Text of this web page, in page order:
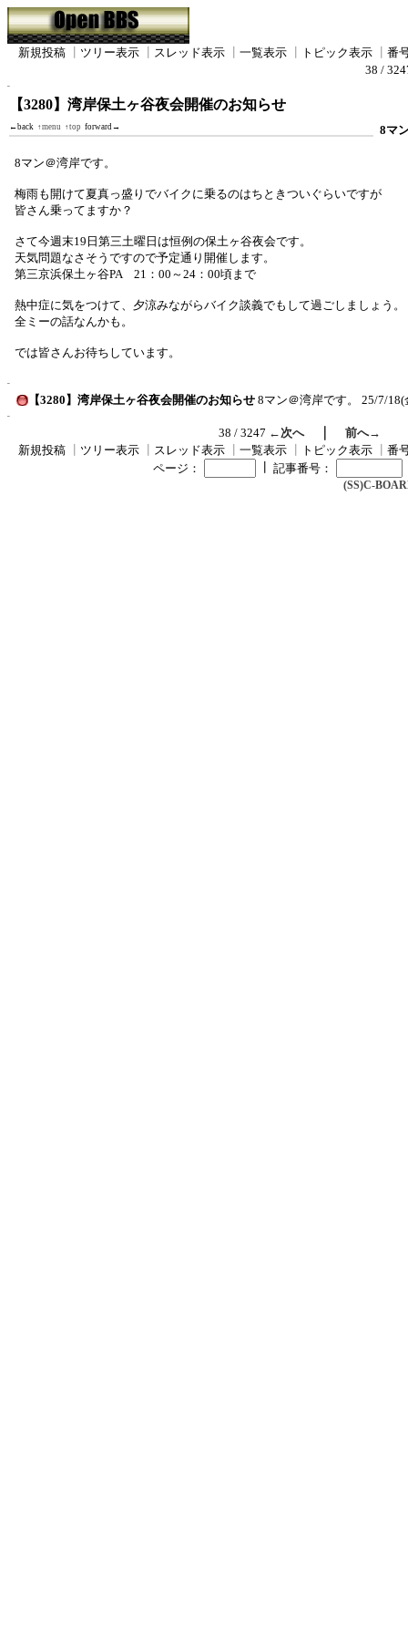
新規投稿 ツリー表示 スレッド表示 一覧表示 トピック表示
番
38 /
【3280】湾岸保土ヶ谷夜会開催のお知らせ
←back ↑menu ↑top forward→ 8マ
8マン＠湾岸です。
梅雨も開けて夏真っ盛りでバイクに乗るのはちときついぐらいですが
皆さん乗ってますか？
さて今週末19日第三土曜日は恒例の保土ヶ谷夜会です。
天気問題なさそうですので予定通り開催します。
第三京浜保土ヶ谷PA 21：00～24：00頃まで
熱中症に気をつけて、夕涼みながらバイク談義でもして過ごしましょう。
全ミーの話なんかも。
では皆さんお待ちしています。
【3280】湾岸保土ヶ谷夜会開催のお知らせ 8マン＠湾岸です。 25/7/18(
38 / 3247 ←次へ｜ 前へ→
新規投稿
ツリー表示 スレッド表示 一覧表示 トピック表示
番
ページ：
記事番号：
(SS)C-